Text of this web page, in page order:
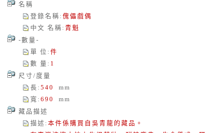
名稱
登錄名稱 : 傀儡戲偶
中文 名稱 : 青魁
-數量-
單 位 : 件
數 量 : 1
尺寸/度量
長 : 540
mm
寬 : 690
mm
藏品描述
描述 : 本件係購買自吳青龍的藏品。